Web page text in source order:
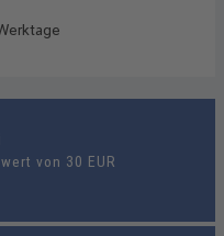
von 30 EUR